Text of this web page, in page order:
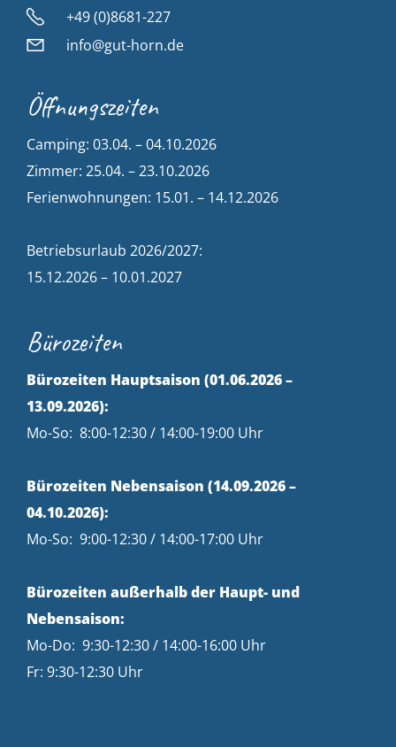
+49 (0)8681-227
info@gut-horn.de
Öffnungszeiten
Camping: 03.04. – 04.10.2026
Zimmer: 25.04. – 23.10.2026
Ferienwohnungen: 15.01. – 14.12.2026
Betriebsurlaub 2026/2027:
15.12.2026 – 10.01.2027
Bürozeiten
Bürozeiten Hauptsaison (01.06.2026 –
13.09.2026):
Mo-So: 8:00-12:30 / 14:00-19:00 Uhr
Bürozeiten Nebensaison (14.09.2026 –
04.10.2026):
Mo-So: 9:00-12:30 / 14:00-17:00 Uhr
Bürozeiten außerhalb der Haupt- und
Nebensaison:
Mo-Do: 9:30-12:30 / 14:00-16:00 Uhr
Fr: 9:30-12:30 Uhr